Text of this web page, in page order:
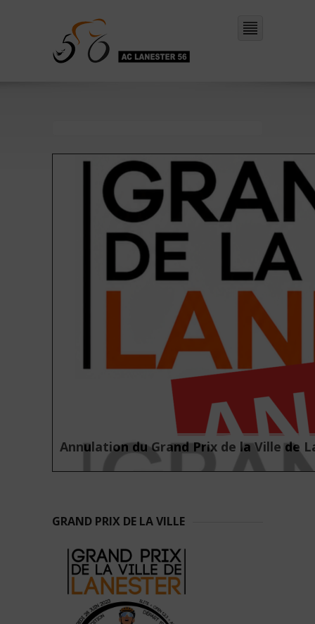
Read More → Read More → Read More → Read More →
12e Circuit des Jeunes à Lanester : Les
GRAND PRIX DE LA VILLE